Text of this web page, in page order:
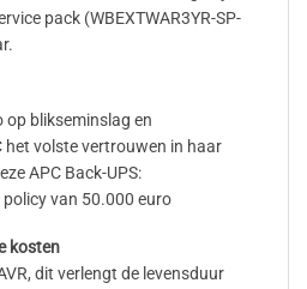
pack (WBEXTWAR3YR-SP-
op blikseminslag en
het volste vertrouwen in haar
APC Back-UPS:
van 50.000 euro
kosten
dit verlengt de levensduur